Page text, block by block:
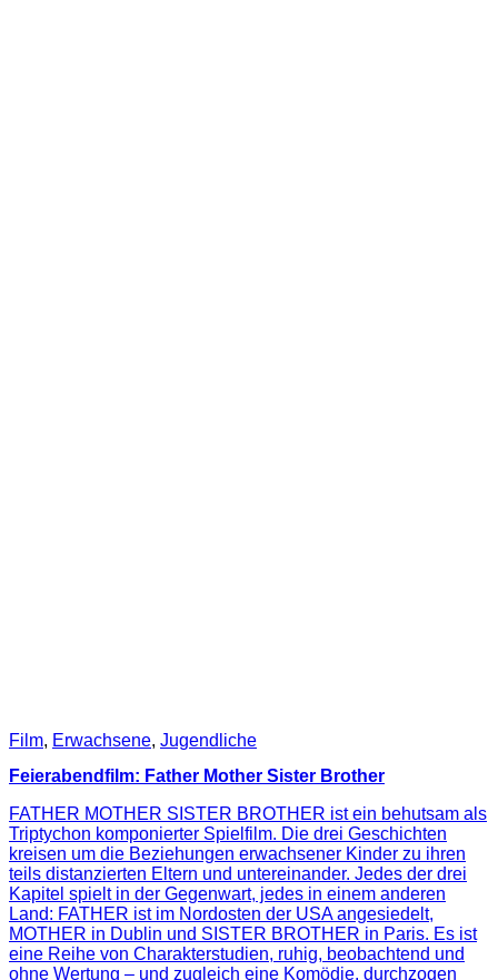
Film, Erwachsene, Jugendliche
Feierabendfilm: Father Mother Sister Brother
FATHER MOTHER SISTER BROTHER ist ein behutsam als
Triptychon komponierter Spielfilm. Die drei Geschichten
kreisen um die Beziehungen erwachsener Kinder zu ihren
teils distanzierten Eltern und untereinander. Jedes der drei
Kapitel spielt in der Gegenwart, jedes in einem anderen
Land: FATHER ist im Nordosten der USA angesiedelt,
MOTHER in Dublin und SISTER BROTHER in Paris. Es ist
eine Reihe von Charakterstudien, ruhig, beobachtend und
ohne Wertung – und zugleich eine Komödie, durchzogen